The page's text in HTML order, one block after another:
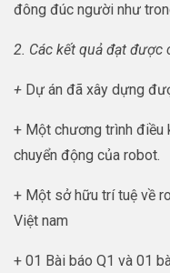
đông đúc người như
2. Các kết quả đạt được
+ Dự án đã xây dựng
+ Một chương trình điều
chuyển động của robot.
+ Một sở hữu trí tuệ về
Việt nam
+ 01 Bài báo Q1 và 01